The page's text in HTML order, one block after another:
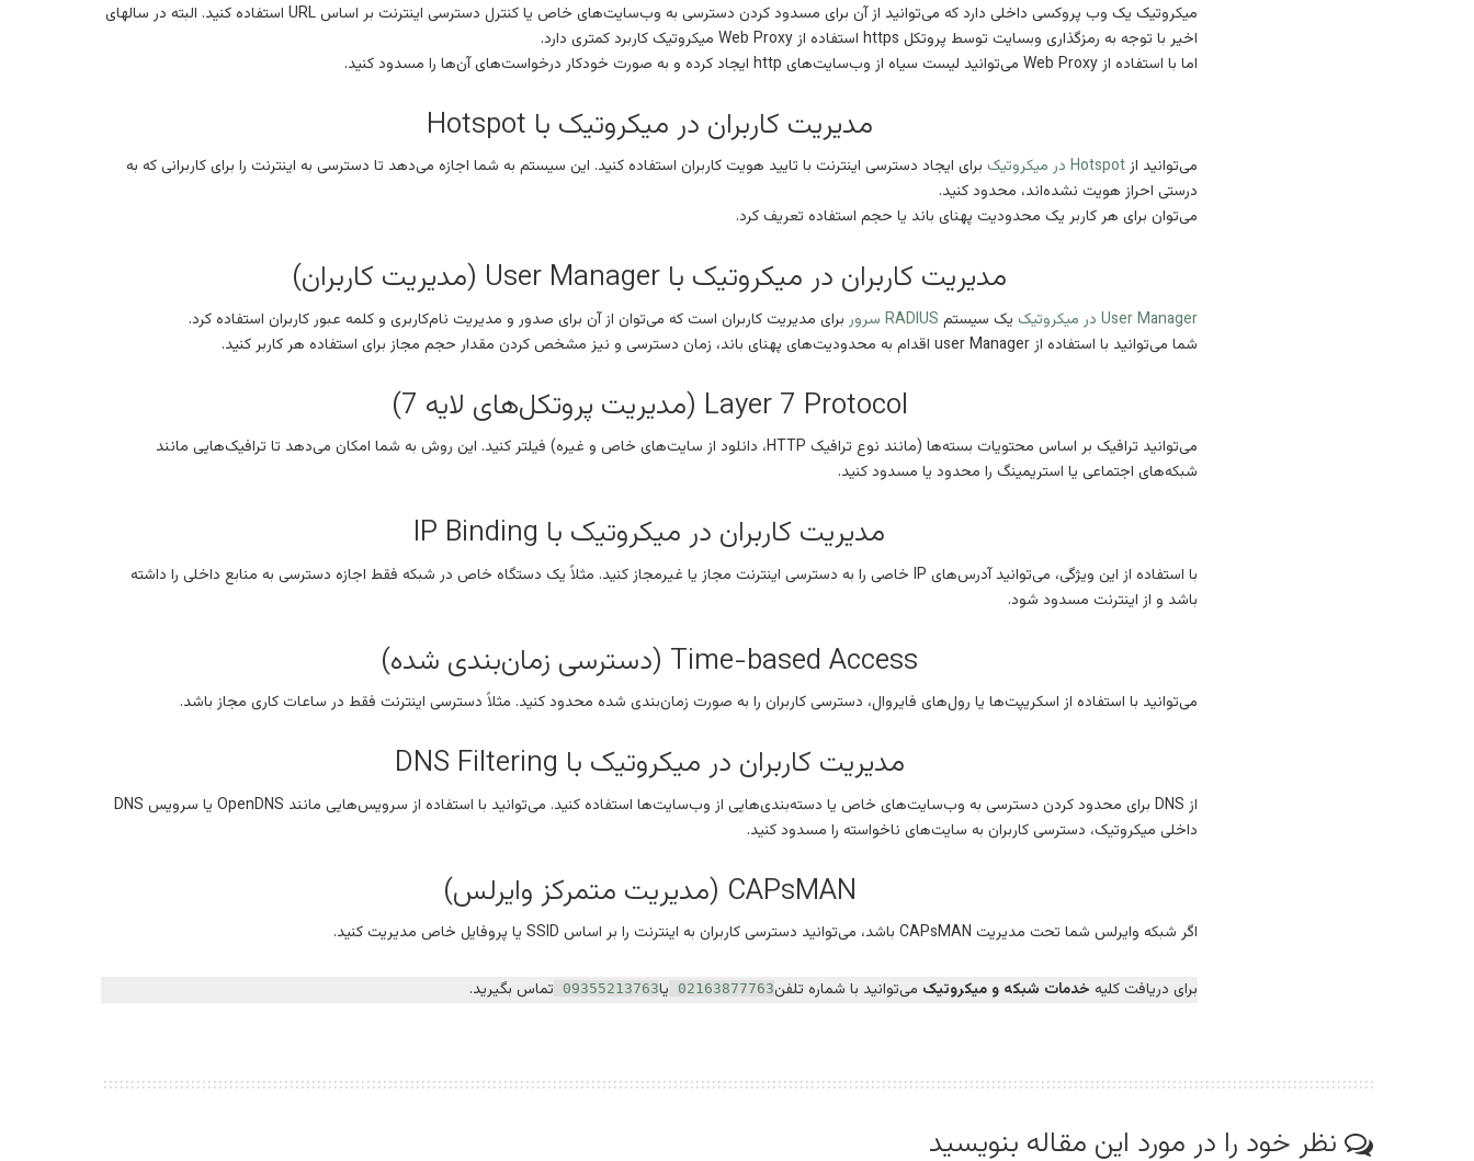
میکروتیک یک وب پروکسی داخلی دارد که می‌توانید از آن برای مسدود کردن دسترسی به وب‌سایت‌های خاص یا کنترل دسترسی اینترنت بر اساس URL استفاده کنید. البته در سالهای
اخیر با توجه به رمزگذاری وبسایت توسط پروتکل https استفاده از Web Proxy میکروتیک کاربرد کمتری دارد.
اما با استفاده از Web Proxy می‌توانید لیست سیاه از وب‌سایت‌های http ایجاد کرده و به صورت خودکار درخواست‌های آن‌ها را مسدود کنید.
مدیریت کاربران در میکروتیک با Hotspot
می‌توانید ازHotspot در میکروتیک
برای ایجاد دسترسی اینترنت با تایید هویت کاربران استفاده کنید. این سیستم به شما اجازه می‌دهد تا دسترسی به اینترنت را برای کاربرانی که به
درستی احراز هویت نشده‌اند، محدود کنید.
می‌توان برای هر کاربر یک محدودیت پهنای باند یا حجم استفاده تعریف کرد.
مدیریت کاربران در میکروتیک با User Manager (مدیریت کاربران)
User Manager در میکروتیک یک سیستم RADIUS سرور
برای مدیریت کاربران است که می‌توان از آن برای صدور و مدیریت نام‌کاربری و کلمه عبور کاربران استفاده کرد.
شما می‌توانید با استفاده از user Manager اقدام به محدودیت‌های پهنای باند، زمان دسترسی و نیز مشخص کردن مقدار حجم مجاز برای استفاده هر کاربر کنید.
Layer 7 Protocol (مدیریت پروتکل‌های لایه 7)
می‌توانید ترافیک بر اساس محتویات بسته‌ها (مانند نوع ترافیک HTTP، دانلود از سایت‌های خاص و غیره) فیلتر کنید. این روش به شما امکان می‌دهد تا ترافیک‌هایی مانند
شبکه‌های اجتماعی یا استریمینگ را محدود یا مسدود کنید.
مدیریت کاربران در میکروتیک با IP Binding
با استفاده از این ویژگی، می‌توانید آدرس‌های IP خاصی را به دسترسی اینترنت مجاز یا غیرمجاز کنید. مثلاً یک دستگاه خاص در شبکه فقط اجازه دسترسی به منابع داخلی را داشته
باشد و از اینترنت مسدود شود.
Time-based Access (دسترسی زمان‌بندی شده)
می‌توانید با استفاده از اسکریپت‌ها یا رول‌های فایروال، دسترسی کاربران را به صورت زمان‌بندی شده محدود کنید. مثلاً دسترسی اینترنت فقط در ساعات کاری مجاز باشد.
مدیریت کاربران در میکروتیک با DNS Filtering
از DNS برای محدود کردن دسترسی به وب‌سایت‌های خاص یا دسته‌بندی‌هایی از وب‌سایت‌ها استفاده کنید. می‌توانید با استفاده از سرویس‌هایی مانند OpenDNS یا سرویس DNS
داخلی میکروتیک، دسترسی کاربران به سایت‌های ناخواسته را مسدود کنید.
CAPsMAN (مدیریت متمرکز وایرلس)
اگر شبکه وایرلس شما تحت مدیریت CAPsMAN باشد، می‌توانید دسترسی کاربران به اینترنت را بر اساس SSID یا پروفایل خاص مدیریت کنید.
برای دریافت کلیه خدمات شبکه و میکروتیک می‌توانید با شماره تلفن02163877763 یا09355213763 تماس بگیرید.
نظر خود را در مورد این مقاله بنویسید